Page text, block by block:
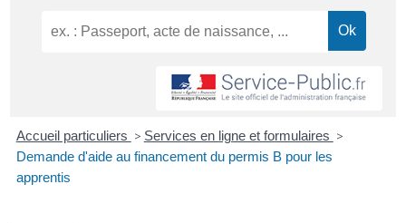
Accueil particuliers > Services en ligne et formulaires >
Demande d'aide au financement du permis B pour les
apprentis